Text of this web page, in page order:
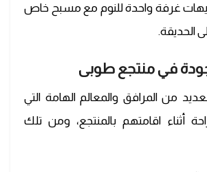
غرفة واحدة للنوم مع مسبح خاص
الحديقة.
في منتجع طوبى
من المرافق والمعالم الهامة التي
أثناء اقامتهم بالمنتجع، ومن تلك